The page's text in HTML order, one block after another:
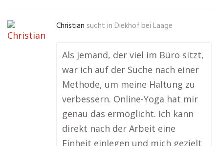
Christian sucht in Diekhof bei Laage
Als jemand, der viel im Büro sitzt,
war ich auf der Suche nach einer
Methode, um meine Haltung zu
verbessern. Online-Yoga hat mir
genau das ermöglicht. Ich kann
direkt nach der Arbeit eine
Einheit einlegen und mich gezielt